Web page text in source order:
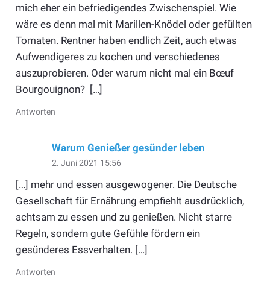
mich eher ein befriedigendes Zwischenspiel. Wie
wäre es denn mal mit Marillen-Knödel oder gefüllten
Tomaten. Rentner haben endlich Zeit, auch etwas
Aufwendigeres zu kochen und verschiedenes
auszuprobieren. Oder warum nicht mal ein Bœuf
Bourgouignon? […]
Antworten
Warum Genießer gesünder leben
2. Juni 2021 15:56
[…] mehr und essen ausgewogener. Die Deutsche
Gesellschaft für Ernährung empfiehlt ausdrücklich,
achtsam zu essen und zu genießen. Nicht starre
Regeln, sondern gute Gefühle fördern ein
gesünderes Essverhalten. […]
Antworten